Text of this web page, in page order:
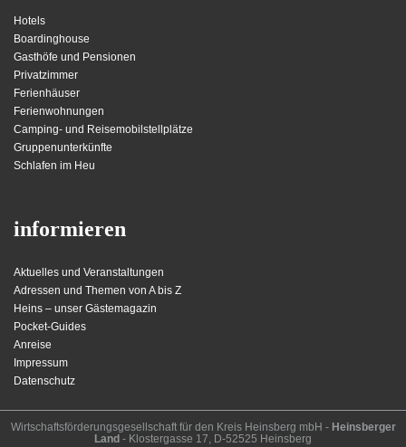
Hotels
Boardinghouse
Gasthöfe und Pensionen
Privatzimmer
Ferienhäuser
Ferienwohnungen
Camping- und Reisemobilstellplätze
Gruppenunterkünfte
Schlafen im Heu
informieren
Aktuelles und Veranstaltungen
Adressen und Themen von A bis Z
Heins – unser Gästemagazin
Pocket-Guides
Anreise
Impressum
Datenschutz
Wirt­schafts­för­der­ungs­ge­sell­schaft für den Kreis Heins­berg mbH - Heinsberger
Land - Kloster­gasse 17, D-52525 Heinsberg